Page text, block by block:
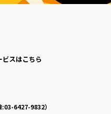
スはこちら
:03-6427-9832）